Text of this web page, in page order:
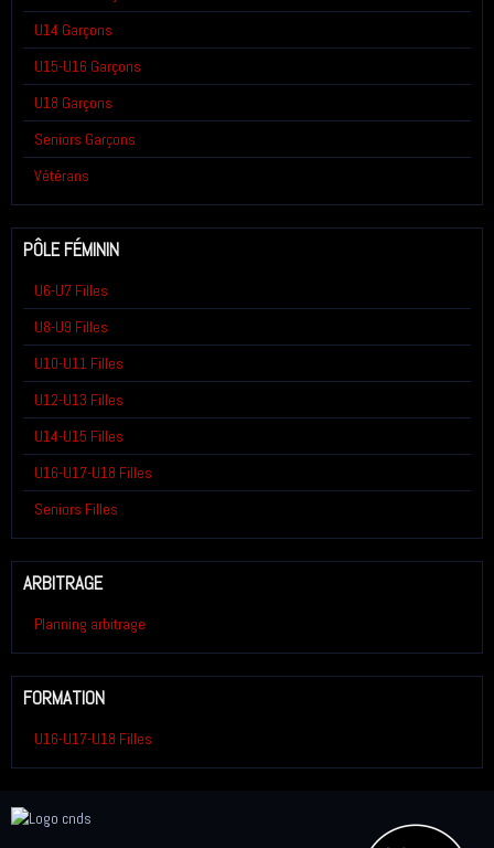
U14 Garçons
U15-U16 Garçons
U18 Garçons
Seniors Garçons
Vétérans
PÔLE FÉMININ
U6-U7 Filles
U8-U9 Filles
U10-U11 Filles
U12-U13 Filles
U14-U15 Filles
U16-U17-U18 Filles
Seniors Filles
ARBITRAGE
Planning arbitrage
FORMATION
U16-U17-U18 Filles